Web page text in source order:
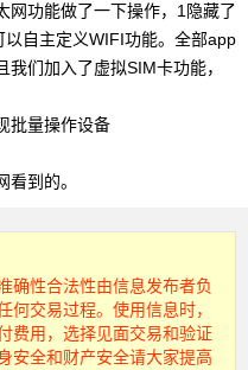
网功能做了一下操作，1隐藏了
自主定义WIFI功能。全部app
们加入了虚拟SIM卡功能，
批量操作设备
到的。
确性合法性由信息发布者负
何交易过程。使用信息时，
费用，选择见面交易和验证
安全和财产安全请大家提高